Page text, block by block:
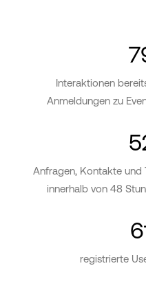
Interaktionen
Anmeldungen zu
Anfragen, Kontakte und
innerhalb von 48
registrierte